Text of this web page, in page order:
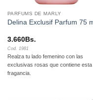
PARFUMS DE MARLY
Delina Exclusif Parfum 75
3.660Bs.
Cod. 1981
Realza tu lado femenino con las
exclusivas rosas que contiene esta
fragancia.